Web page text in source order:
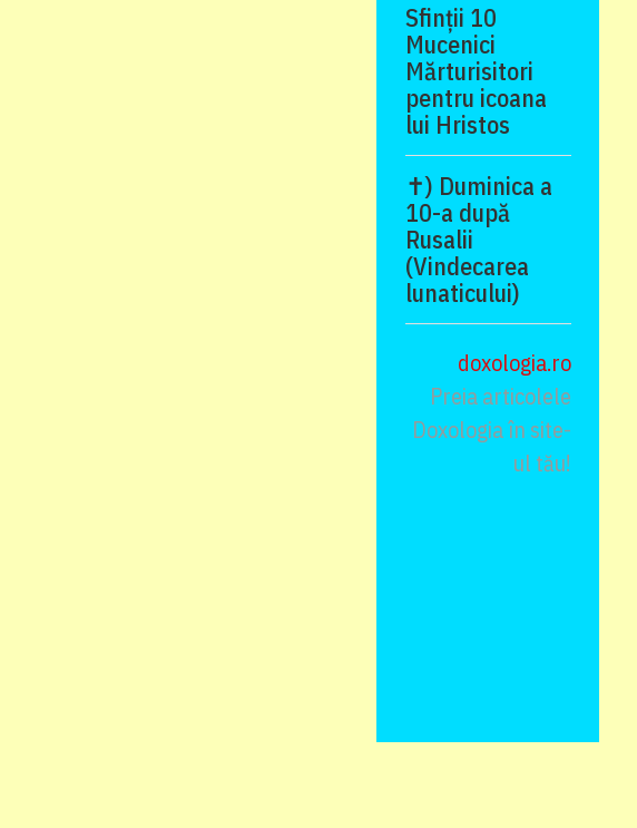
Sfinții 10
Mucenici
Mărturisitori
pentru icoana
lui Hristos
✝) Duminica a
10-a după
Rusalii
(Vindecarea
lunaticului)
doxologia.ro
Preia articolele
Doxologia în site-
ul tău!